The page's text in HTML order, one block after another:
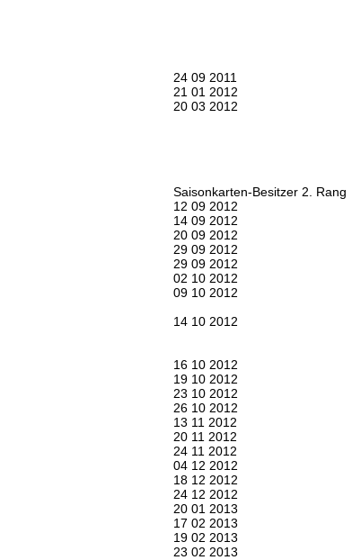
24 09 2011
21 01 2012
20 03 2012
Saisonkarten-Besitzer 2. Rang
12 09 2012
14 09 2012
20 09 2012
29 09 2012
29 09 2012
02 10 2012
09 10 2012
14 10 2012
16 10 2012
19 10 2012
23 10 2012
26 10 2012
13 11 2012
20 11 2012
24 11 2012
04 12 2012
18 12 2012
24 12 2012
20 01 2013
17 02 2013
19 02 2013
23 02 2013